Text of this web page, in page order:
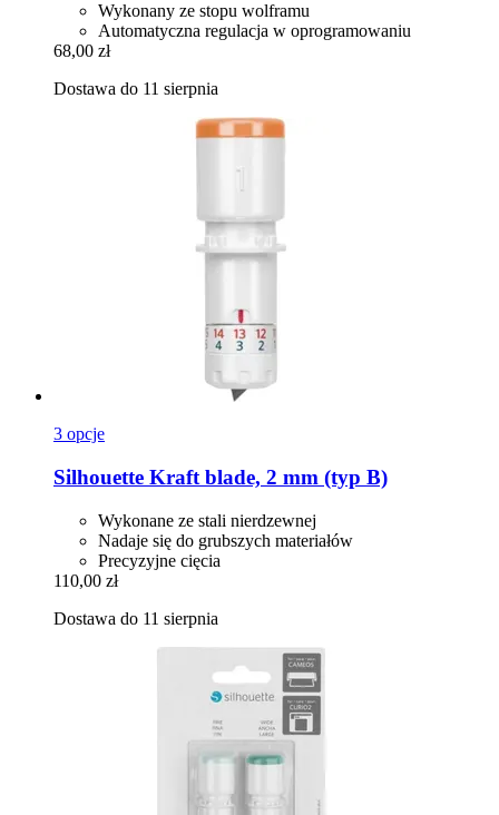
Wykonany ze stopu wolframu
Automatyczna regulacja w oprogramowaniu
68,00 zł
Dostawa do 11 sierpnia
3 opcje
Silhouette Kraft blade, 2 mm (typ B)
Wykonane ze stali nierdzewnej
Nadaje się do grubszych materiałów
Precyzyjne cięcia
110,00 zł
Dostawa do 11 sierpnia